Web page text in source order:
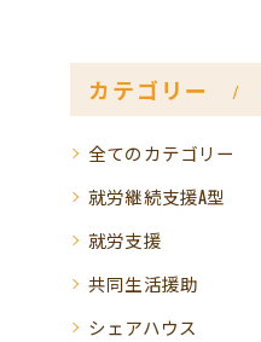
カテゴリー
全てのカテゴリー
就労継続支援A型
就労支援
共同生活援助
シェアハウス